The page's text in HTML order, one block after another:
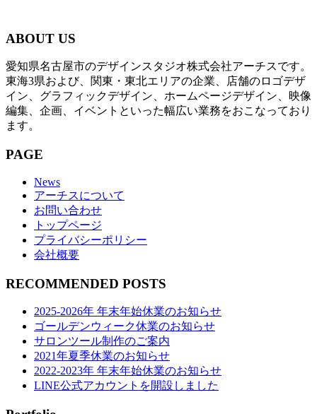
ABOUT US
愛知県名古屋市のデザインスタジオ株式会社アーチスです。
東海3県および、関東・東北エリアの企業、店舗のロゴデザ
イン、グラフィックデザイン、ホームページデザイン、映像
編集、企画、イベントといった幅広い業務をおこなっており
ます。
PAGE
News
アーチスについて
お問い合わせ
トップページ
プライバシーポリシー
会社概要
RECOMMENDED POSTS
2025-2026年 年末年始休業のお知らせ
ゴールデンウィーク休業のお知らせ
サロンツール制作のご案内
2021年夏季休業のお知らせ
2022-2023年 年末年始休業のお知らせ
LINE公式アカウントを開設しました